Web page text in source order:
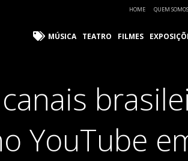
HOME QUEM SOMOS
MÚSICA TEATRO FILMES
YouTube